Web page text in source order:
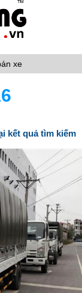
xe
kết quả tìm kiếm